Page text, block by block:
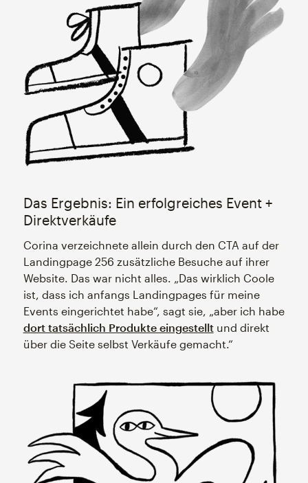
Das Ergebnis: Ein erfolgreiches Event +
Direktverkäufe
Corina verzeichnete allein durch den CTA auf der
Landingpage 256 zusätzliche Besuche auf ihrer
Website. Das war nicht alles. „Das wirklich Coole
ist, dass ich anfangs Landingpages für meine
Events eingerichtet habe“, sagt sie, „aber ich habe
dort tatsächlich Produkte eingestelltund direkt
über die Seite selbst Verkäufe gemacht.“